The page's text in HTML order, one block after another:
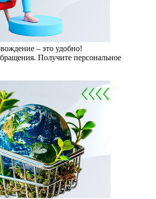
– это удобно!
Получите персональное